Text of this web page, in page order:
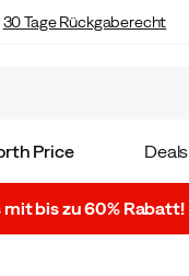
30 Tage Rückgaberecht
Price Deals
bis zu 60% Rabatt!